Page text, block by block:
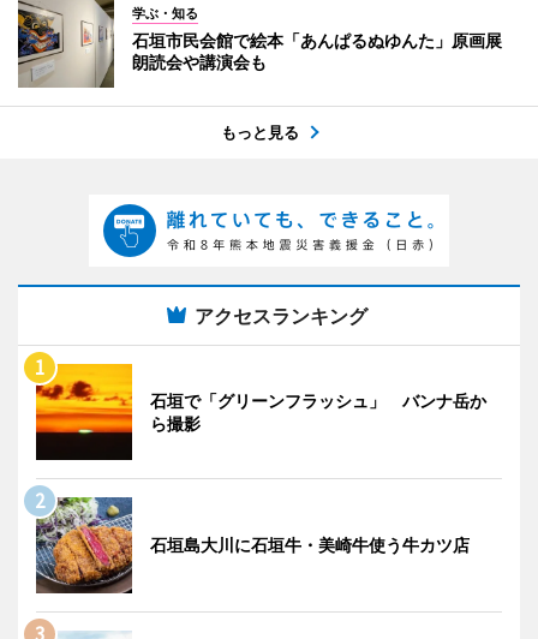
学ぶ・知る
石垣市民会館で絵本「あんぱるぬゆんた」原画展
朗読会や講演会も
もっと見る
アクセスランキング
石垣で「グリーンフラッシュ」 バンナ岳か
ら撮影
石垣島大川に石垣牛・美崎牛使う牛カツ店